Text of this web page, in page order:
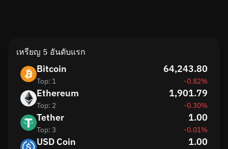
เหรียญ 5 อันดับแรก
Bitcoin
Top: 1
64,243.80
-0.82%
Ethereum
Top: 2
1,901.79
-0.30%
Tether
Top: 3
1.00
-0.01%
USD Coin 1.00